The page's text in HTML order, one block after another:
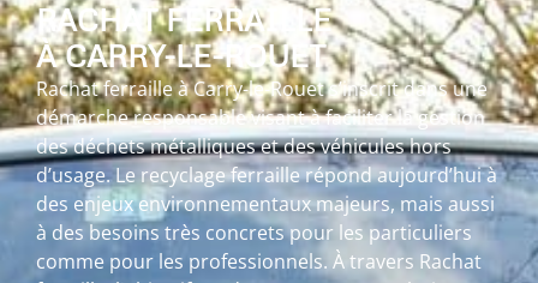
RACHAT FERRAILLE
À CARRY-LE-ROUET
Rachat ferraille à Carry-le-Rouet s’inscrit dans une
démarche responsable visant à faciliter la gestion
des déchets métalliques et des véhicules hors
d’usage. Le recyclage ferraille répond aujourd’hui à
des enjeux environnementaux majeurs, mais aussi
à des besoins très concrets pour les particuliers
comme pour les professionnels. À travers Rachat